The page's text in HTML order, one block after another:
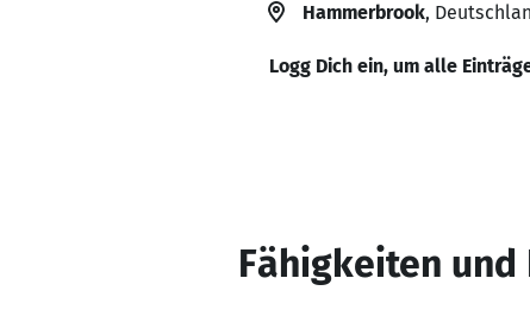
Hammerbrook,
Logg Dich ein, um alle
Fähigkeiten und